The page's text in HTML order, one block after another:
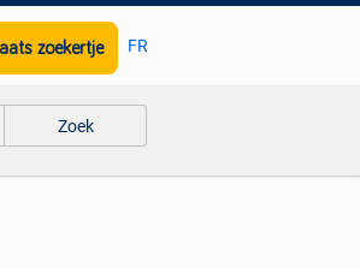
zoekertje FR
Zoek